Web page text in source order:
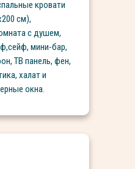
кровати
см),
с душем,
мини-бар,
ТВ панель, фен,
халат и
окна.